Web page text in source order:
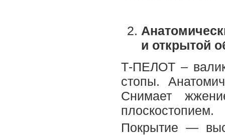
и открытой
Т-ПЕЛОТ –
стопы.
Снимает
плоскостопием.
Покрытие —